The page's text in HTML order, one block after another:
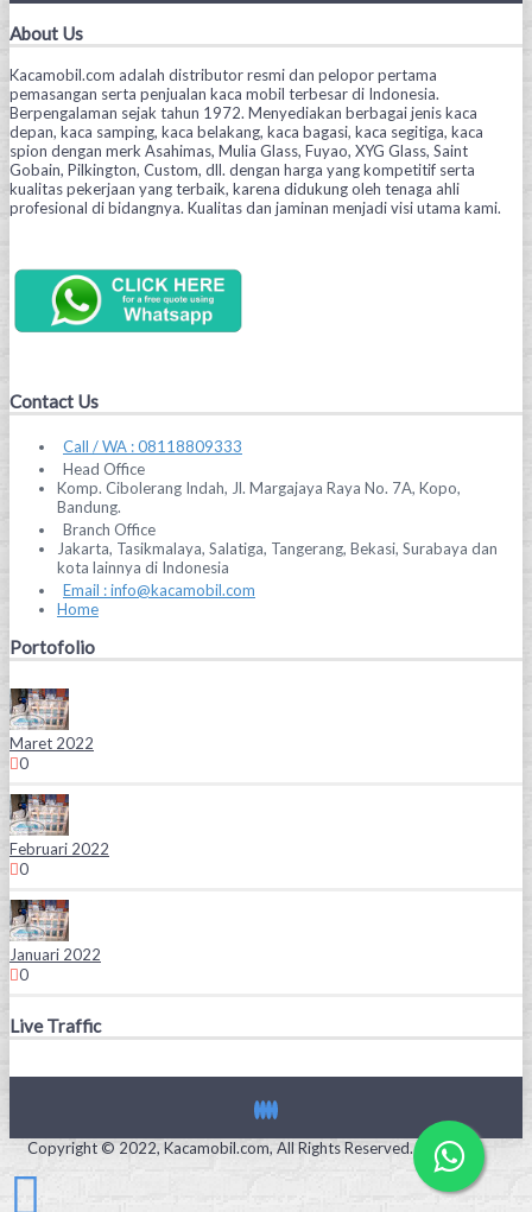
About Us
Kacamobil.com adalah distributor resmi dan pelopor pertama
pemasangan serta penjualan kaca mobil terbesar di Indonesia.
Berpengalaman sejak tahun 1972. Menyediakan berbagai jenis kaca
depan, kaca samping, kaca belakang, kaca bagasi, kaca segitiga, kaca
spion dengan merk Asahimas, Mulia Glass, Fuyao, XYG Glass, Saint
Gobain, Pilkington, Custom, dll. dengan harga yang kompetitif serta
kualitas pekerjaan yang terbaik, karena didukung oleh tenaga ahli
profesional di bidangnya. Kualitas dan jaminan menjadi visi utama kami.
Contact Us
Call / WA : 08118809333
Head Office
Komp. Cibolerang Indah, Jl. Margajaya Raya No. 7A, Kopo,
Bandung.
Branch Office
Jakarta, Tasikmalaya, Salatiga, Tangerang, Bekasi, Surabaya dan
kota lainnya di Indonesia
Email : info@kacamobil.com
Home
Portofolio
Maret 2022
0
Februari 2022
0
Januari 2022
0
Live Traffic
Copyright © 2022, Kacamobil.com, All Rights Reserved.